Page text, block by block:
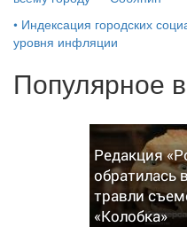
• Индексация городских
уровня инфляции
Популярное
Редакция
обратилась
травли
«Колобка»